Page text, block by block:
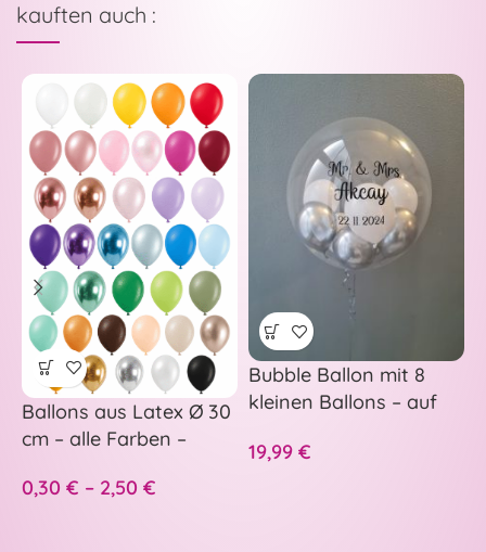
kauften auch :
Ballons aus Latex Ø 30
cm – alle Farben –
0,30 € – 2,50 €
Bubble Ballon mit 8
kleinen Ballons – auf
19,99 €